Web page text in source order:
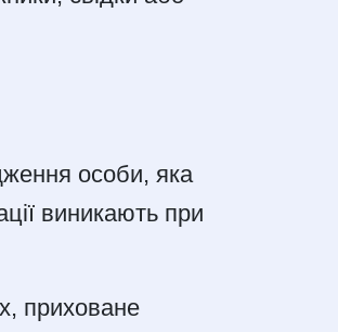
особи, яка
виникають при
приховане